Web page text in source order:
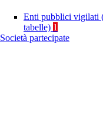
Enti pubblici vigilati
tabelle) 1
Società partecipate